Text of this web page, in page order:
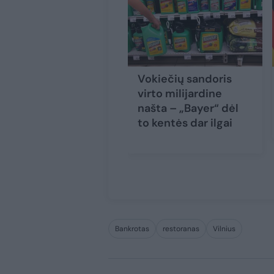
Vokiečių sandoris
virto milijardine
našta – „Bayer“ dėl
to kentės dar ilgai
Bankrotas restoranas Vilnius